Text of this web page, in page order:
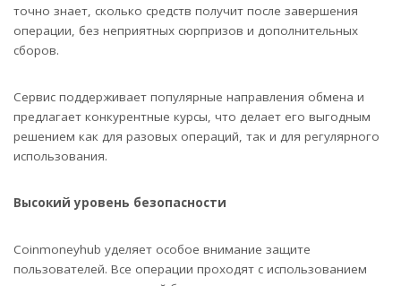
точно знает, сколько средств получит после завершения
операции, без неприятных сюрпризов и дополнительных
сборов.
Сервис поддерживает популярные направления обмена и
предлагает конкурентные курсы, что делает его выгодным
решением как для разовых операций, так и для регулярного
использования.
Высокий уровень безопасности
Coinmoneyhub уделяет особое внимание защите
пользователей. Все операции проходят с использованием